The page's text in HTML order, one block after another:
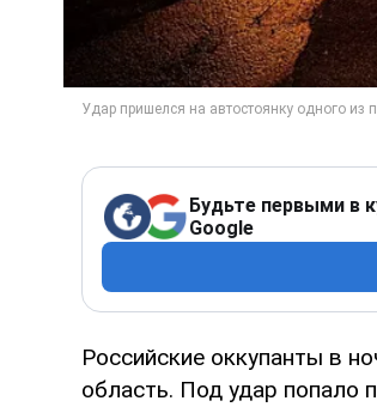
Будьте первыми в
Google
Российские оккупанты в
область. Под удар попало